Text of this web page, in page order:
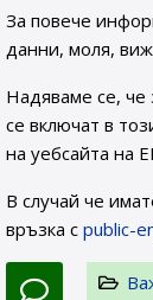
За повече
данни, моля,
Надяваме се, че
се включат в
на уебсайта на
В случай че
връзка с public-